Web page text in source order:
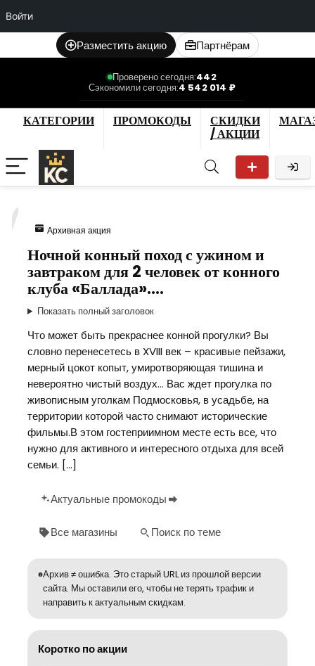
Войти
Разместить акцию Партнёрам
Проверено сегодня:442
Сэкономили сегодня:4 542 014 ₽
КАТЕГОРИИ ПРОМОКОДЫ
СКИДКИ
/ АКЦИИ
Архивная акция
Ночной конный поход с ужином и
завтраком для 2 человек от конного
клуба «Баллада».…
Показать полный заголовок
Что может быть прекраснее конной прогулки? Вы
словно перенесетесь в XVIII век – красивые пейзажи,
мерный цокот копыт, умиротворяющая тишина и
невероятно чистый воздух… Вас ждет прогулка по
живописным уголкам Подмосковья, в усадьбе, на
территории которой часто снимают исторические
фильмы.В этом гостеприимном месте есть все, что
нужно для активного и интересного отдыха для всей
семьи. […]
Актуальные промокоды
Все магазины Поиск по теме
Архив ≠ ошибка. Это старый URL из прошлой версии
сайта. Мы оставили его, чтобы не терять трафик и
направить к актуальным скидкам.
Коротко по акции